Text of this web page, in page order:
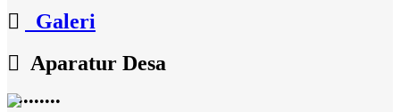
Galeri
Aparatur Desa
••••••••••